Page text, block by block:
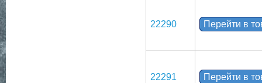
22290 Перейти в
22291 Перейти в